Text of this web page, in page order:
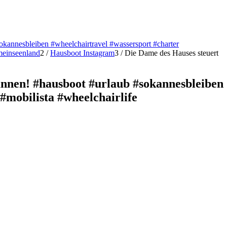
#wheelchairtravel #wassersport #charter
2 / Hausboot Instagram3 / Die Dame des Hauses steuert
#hausboot #urlaub #sokannesbleiben
#wheelchairlife